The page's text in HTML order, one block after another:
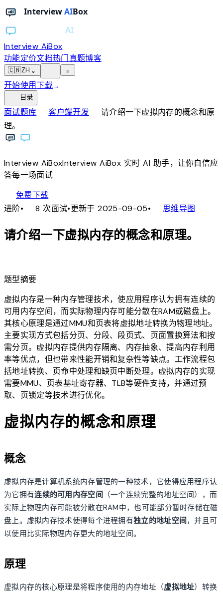
Interview AiBox
功能定价文档热门真题博客
🇨🇳ZH ⌄ ≡
开始使用下载→
目录
面试题库chevron_right客户端开发chevron_right
请介绍一下虚拟内存的概念和原
理。
Interview AiBoxInterviewAiBox实时 AI 助手，让你自信应
答每一场面试
免费下载
进阶• 8 次面试•更新于 2025-09-05• 思维导图
请介绍一下虚拟内存的概念和原理。
题型摘要
虚拟内存是一种内存管理技术，使应用程序认为拥有连续的
可用内存空间，而实际物理内存可能分散在RAM或磁盘上。
其核心原理是通过MMU和页表将虚拟地址转换为物理地址。
主要实现方式包括分页、分段、段页式、页面置换算法和按
需分页。虚拟内存提供内存隔离、内存抽象、提高内存利用
率等优点，但也带来性能开销和复杂性等缺点。工作流程包
括地址转换、页命中处理和缺页中断处理。虚拟内存的实现
需要MMU、页表基址寄存器、TLB等硬件支持，并通过预
取、页锁定等技术进行优化。
虚拟内存的概念和原理
概念
虚拟内存是计算机系统内存管理的一种技术，它使得应用程序认
为它拥有连续的可用内存空间 （一个连续完整的地址空间），而
实际上物理内存可能被分散在RAM中，也可能部分暂时存储在磁
盘上。虚拟内存技术使得每个进程拥有独立的地址空间，并且可
以使用比实际物理内存更大的地址空间。
原理
虚拟内存的核心原理是将程序使用的内存地址（虚拟地址）转换